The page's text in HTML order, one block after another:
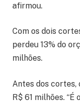
afirmou.
Com os dois
perdeu 13% do
milhões.
Antes dos
R$ 61 milhões.